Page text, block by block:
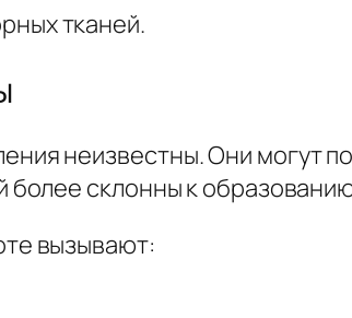
тканей.
неизвестны. Они могут
склонны к
вызывают: